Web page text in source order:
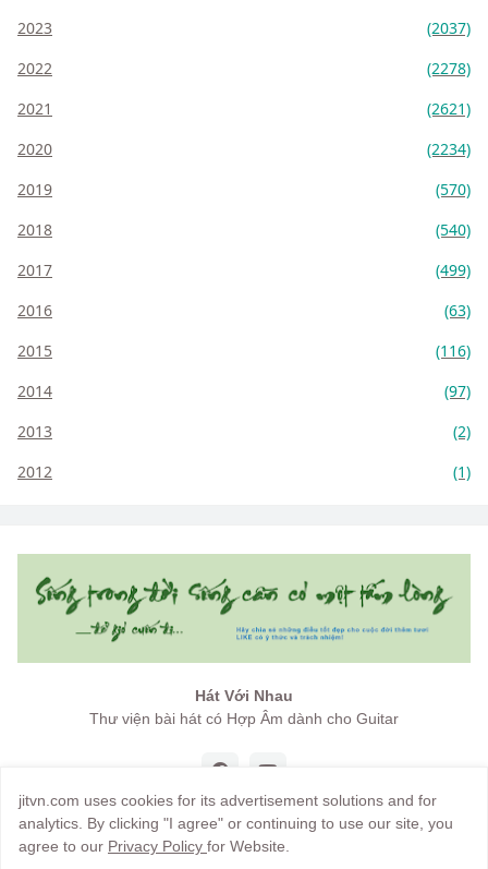
2023
(2037)
2022
(2278)
2021
(2621)
2020
(2234)
2019
(570)
2018
(540)
2017
(499)
2016
(63)
2015
(116)
2014
(97)
2013
(2)
2012
(1)
Hát Với Nhau
Thư viện bài hát có Hợp Âm dành cho Guitar
Copyright by
jitvn.com uses cookies for its advertisement solutions and for
analytics. By clicking "I agree" or continuing to use our site, you
agree to our Privacy Policy for Website.